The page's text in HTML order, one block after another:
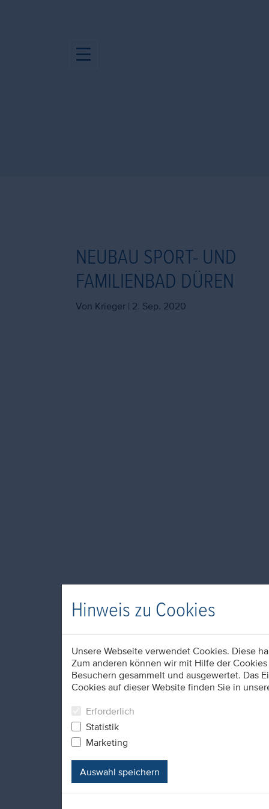
NEUBAU SPORT- UND
FAMILIENBAD DÜREN
Von Krieger | 2. Sep. 2020
Hinweis zu Cookies
Unsere Webseite verwendet Cookies. Diese
Zum anderen können wir mit Hilfe der
Besuchern gesammelt und ausgewertet. Das
Cookies auf dieser Website finden Sie in
Erforderlich
Statistik
Marketing
Auswahl speichern